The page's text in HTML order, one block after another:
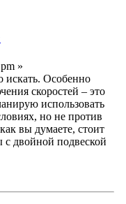
»
искать. Особенно
скоростей – это
использовать
но не против
вы думаете, стоит
двойной подвеской